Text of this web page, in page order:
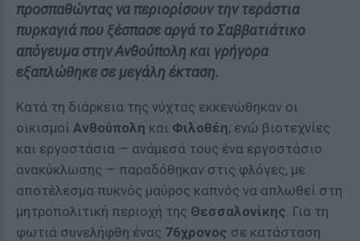
προσπαθώντας να περιορίσουν την τεράστια
πυρκαγιά που ξέσπασε αργά το Σαββατιάτικο
απόγευμα στην Ανθούπολη και γρήγορα
εξαπλώθηκε σε μεγάλη έκταση.
Κατά τη διάρκεια της νύχτας εκκενώθηκαν οι
οικισμοί Ανθούπολη και Φιλοθέη, ενώ βιοτεχνίες
και εργοστάσια — ανάμεσά τους ένα εργοστάσιο
ανακύκλωσης — παραδόθηκαν στις φλόγες, με
αποτέλεσμα πυκνός μαύρος καπνός να απλωθεί στη
μητροπολιτική περιοχή της Θεσσαλονίκης. Για τη
φωτιά συνελήφθη ένας 76χρονος σε κατάσταση